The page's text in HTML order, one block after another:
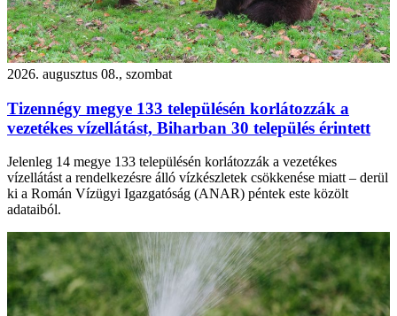
2026. augusztus 08., szombat
Tizennégy megye 133 településén korlátozzák a
vezetékes vízellátást, Biharban 30 település érintett
Jelenleg 14 megye 133 településén korlátozzák a vezetékes
vízellátást a rendelkezésre álló vízkészletek csökkenése miatt – derül
ki a Román Vízügyi Igazgatóság (ANAR) péntek este közölt
adataiból.